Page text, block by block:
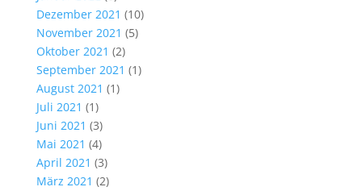
Dezember 2021 (10)
November 2021 (5)
Oktober 2021 (2)
September 2021 (1)
August 2021 (1)
Juli 2021 (1)
Juni 2021 (3)
Mai 2021 (4)
April 2021 (3)
März 2021 (2)